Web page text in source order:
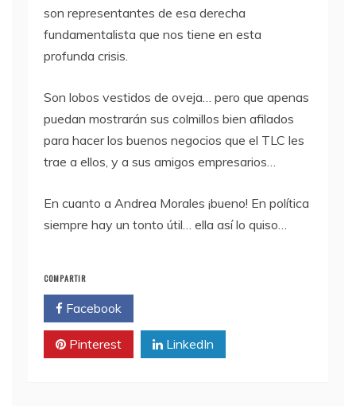
son representantes de esa derecha
fundamentalista que nos tiene en esta
profunda crisis.
Son lobos vestidos de oveja… pero que apenas
puedan mostrarán sus colmillos bien afilados
para hacer los buenos negocios que el TLC les
trae a ellos, y a sus amigos empresarios…
En cuanto a Andrea Morales ¡bueno! En política
siempre hay un tonto útil… ella así lo quiso…
COMPARTIR
Facebook
Pinterest LinkedIn